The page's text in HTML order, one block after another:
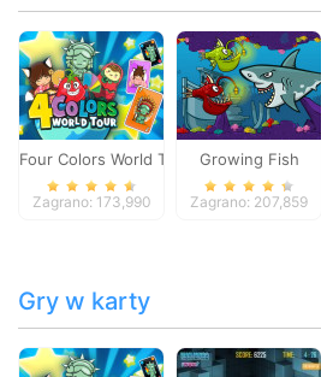
Four Colors World Tour
Zagrano: 173,990
Growing Fish
Zagrano: 207,859
Gry w karty